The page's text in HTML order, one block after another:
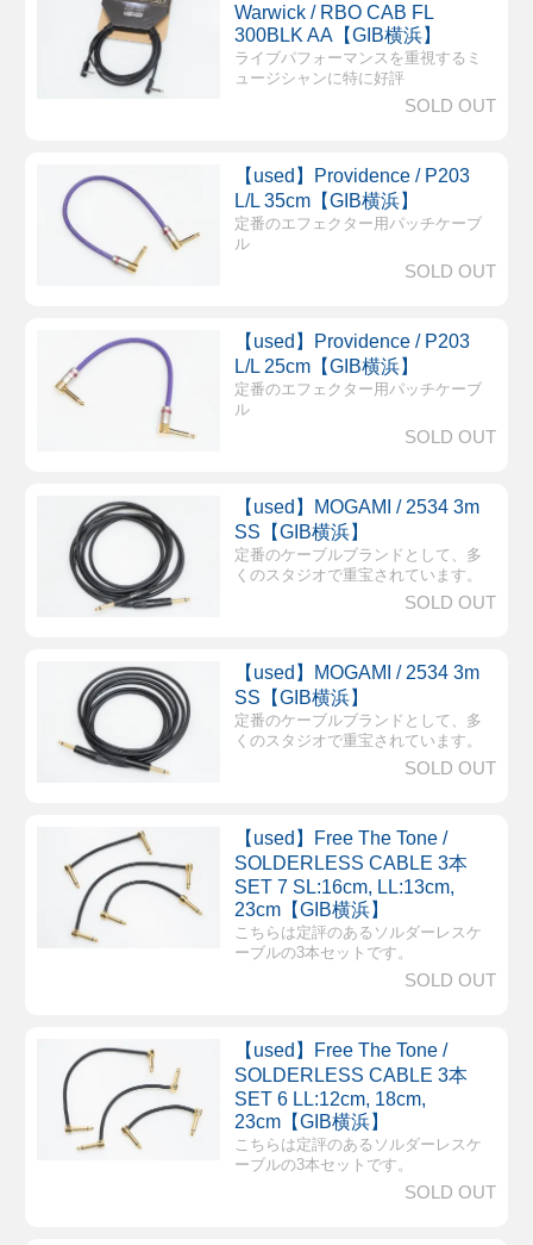
Warwick / RBO CAB FL
300BLK AA【GIB横浜】
ライブパフォーマンスを重視するミ
ュージシャンに特に好評
SOLD OUT
【used】Providence / P203
L/L 35cm【GIB横浜】
定番のエフェクター用パッチケーブ
ル
SOLD OUT
【used】Providence / P203
L/L 25cm【GIB横浜】
定番のエフェクター用パッチケーブ
ル
SOLD OUT
【used】MOGAMI / 2534 3m
SS【GIB横浜】
定番のケーブルブランドとして、多
くのスタジオで重宝されています。
SOLD OUT
【used】MOGAMI / 2534 3m
SS【GIB横浜】
定番のケーブルブランドとして、多
くのスタジオで重宝されています。
SOLD OUT
【used】Free The Tone /
SOLDERLESS CABLE 3本
SET 7 SL:16cm, LL:13cm,
23cm【GIB横浜】
こちらは定評のあるソルダーレスケ
ーブルの3本セットです。
SOLD OUT
【used】Free The Tone /
SOLDERLESS CABLE 3本
SET 6 LL:12cm, 18cm,
23cm【GIB横浜】
こちらは定評のあるソルダーレスケ
ーブルの3本セットです。
SOLD OUT